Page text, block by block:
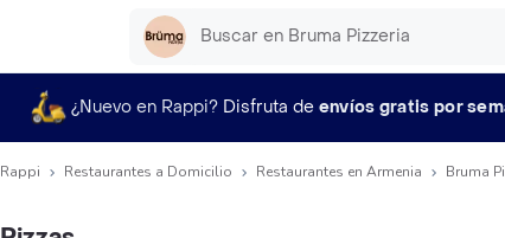
¿Nuevo en Rappi? Disfruta de envíos gratis por
Rappi Restaurantes a Domicilio Restaurantes en Armenia Bruma